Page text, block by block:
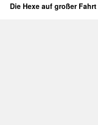
Die Hexe auf großer Fahrt